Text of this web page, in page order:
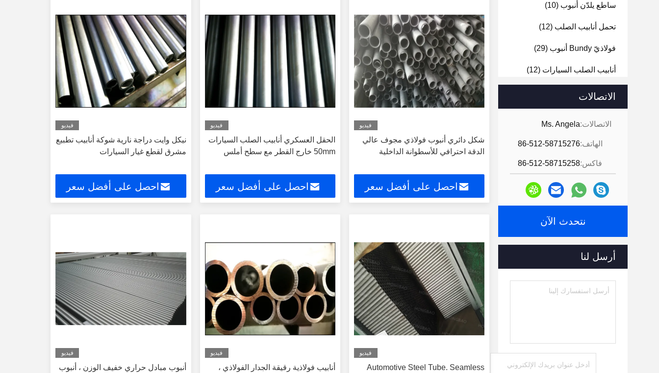
ساطع يلدّن أنبوب (10)
تحمل أنابيب الصلب (12)
فولاذيّ Bundy أنبوب (29)
أنابيب الصلب السيارات (12)
حرارة مبدل أنبوب
الاتصالات
الاتصالات:Ms. Angela
الهاتف:86-512-58715276
فاكس:86-512-58715258
نتحدث الآن
أرسل لنا
فيديو
شكل دائري أنبوب فولاذي مجوف عالي
الدقة احترافي للأسطوانة الداخلية
احصل على أفضل سعر
فيديو
الحقل العسكري أنابيب الصلب السيارات
50mm خارج القطر مع سطح أملس
احصل على أفضل سعر
فيديو
نيكل وايت دراجة نارية شوكة أنابيب تطبيع
مشرق لقطع غيار السيارات
احصل على أفضل سعر
فيديو
Automotive Steel Tube. Seamless
فيديو
أنابيب فولاذية رقيقة الجدار الفولاذي ،
فيديو
أنبوب مبادل حراري خفيف الوزن ، أنبوب